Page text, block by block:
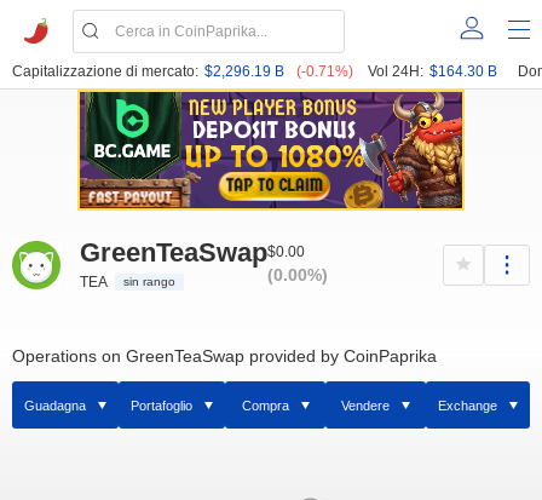
Capitalizzazione di mercato: $2,296.19 B (-0.71%) Vol 24H: $164.30 B
GreenTeaSwap
TEA sin rango
$0.00
(0.00%)
Operations on GreenTeaSwap provided by CoinPaprika
Guadagna Portafoglio Compra Vendere Exchange